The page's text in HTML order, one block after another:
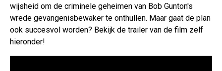
wijsheid om de criminele geheimen van Bob Gunton's
wrede gevangenisbewaker te onthullen. Maar gaat de plan
ook succesvol worden? Bekijk de trailer van de film zelf
hieronder!